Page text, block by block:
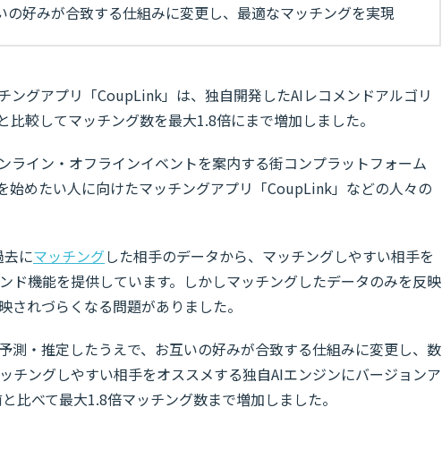
好みが合致する仕組みに変更し、最適なマッチングを実現
ングアプリ「CoupLink」は、独自開発したAIレコメンドアルゴリ
較してマッチング数を最大1.8倍にまで増加しました。
ライン・オフラインイベントを案内する街コンプラットフォーム
始めたい人に向けたマッチングアプリ「CoupLink」などの人々の
去にマッチングした相手のデータから、マッチングしやすい相手を
ド機能を提供しています。しかしマッチングしたデータのみを反映
れづらくなる問題がありました。
測・推定したうえで、お互いの好みが合致する仕組みに変更し、数
チングしやすい相手をオススメする独自AIエンジンにバージョンア
比べて最大1.8倍マッチング数まで増加しました。